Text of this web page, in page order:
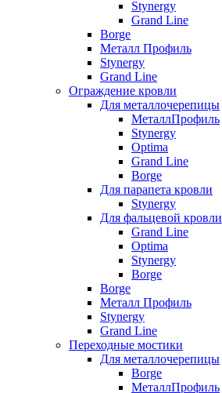
Stynergy
Grand Line
Borge
Металл Профиль
Stynergy
Grand Line
Ограждение кровли
Для металлочерепицы
МеталлПрофиль
Stynergy
Optima
Grand Line
Borge
Для парапета кровли
Stynergy
Для фальцевой кровли
Grand Line
Optima
Stynergy
Borge
Borge
Металл Профиль
Stynergy
Grand Line
Переходные мостики
Для металлочерепицы
Borge
МеталлПрофиль